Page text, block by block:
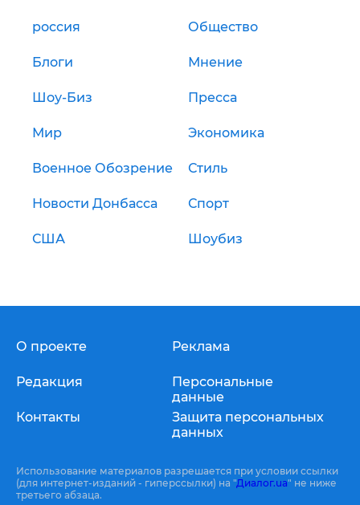
россия Общество
Блоги Мнение
Шоу-Биз Пресса
Мир Экономика
Военное Обозрение Стиль
Новости Донбасса Спорт
США Шоубиз
О проекте
Редакция
Контакты
Реклама
Персональные
данные
Защита персональных
данных
Использование материалов разрешается при условии ссылки
(для интернет-изданий - гиперссылки) на "Диалог.ua" не ниже
третьего абзаца.